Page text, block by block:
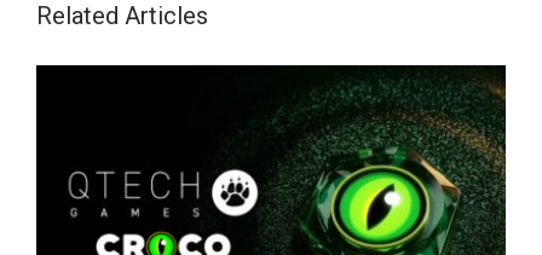
Related Articles